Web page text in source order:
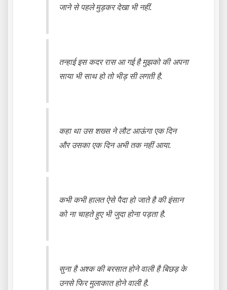
जाने से पहले मुड़कर देखा भी नहीं.
तन्हाई इस कदर रास आ गई है मुझको की अपना
साया भी साथ हो तो भीड़ सी लगती है.
कहा था उस शख्स ने लौट आऊंगा एक दिन
और उसका एक दिन अभी तक नहीं आया.
कभी कभी हालत ऐसे पैदा हो जाते है की इंसान
को ना चाहते हुए भी जुदा होना पड़ता है.
सुना है अश्क की बरसात होने वाली है बिछड़ के
उनसे फिर मुलाकात होने वाली है.